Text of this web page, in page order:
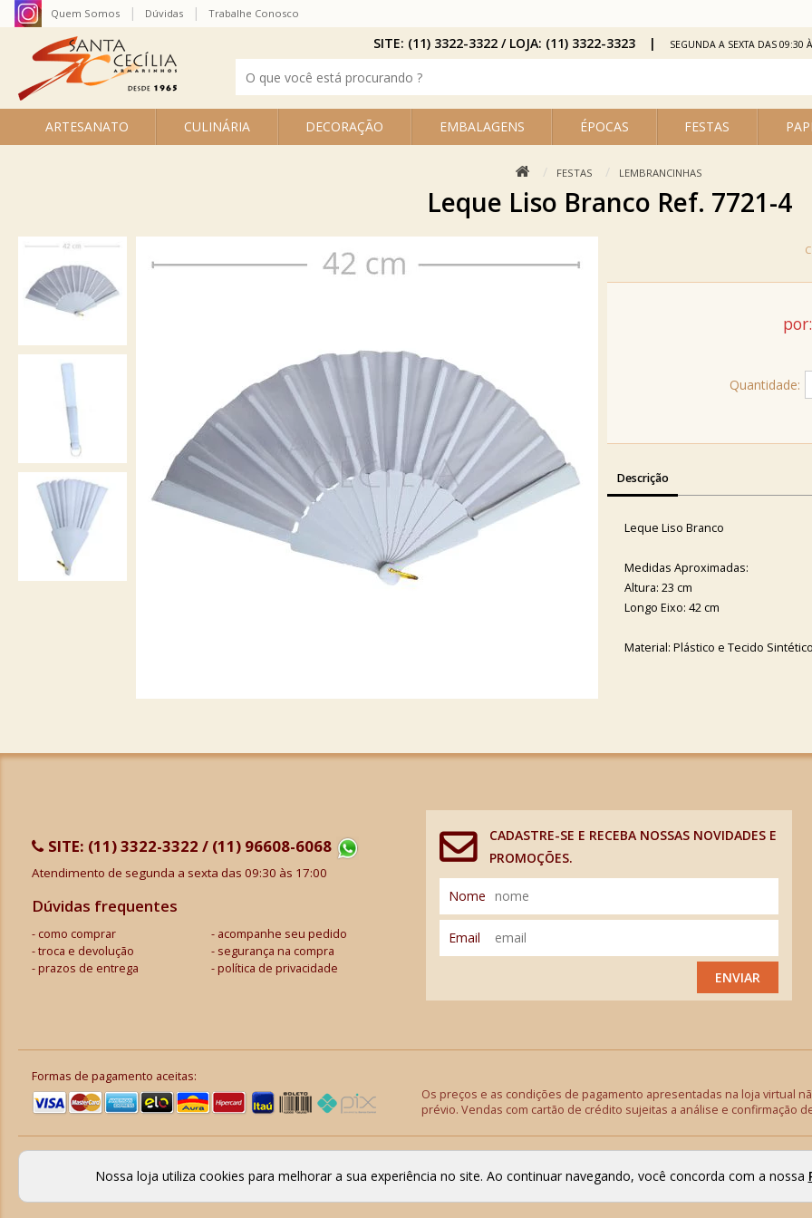
ARTESANATO CULINÁRIA DECORAÇÃO EMBALAGENS ÉPOCAS FESTAS
Quem Somos Dúvidas Trabalhe Conosco
SITE: (11) 3322-3322 / LOJA: (11) 3322-3323 SEGUNDA A SEXTA DAS 09:30
FESTAS LEMBRANCINHAS
Leque Liso Branco Ref. 7721-4
por:
Quantidade:
Descrição
Leque Liso Branco
Medidas Aproximadas:
Altura: 23 cm
Longo Eixo: 42 cm
Material: Plástico e Tecido Sintético
SITE: (11) 3322-3322 / (11) 96608-6068
Atendimento de segunda a sexta das 09:30 às 17:00
Dúvidas frequentes
como comprar
acompanhe seu pedido
troca e devolução
segurança na compra
prazos de entrega
política de privacidade
CADASTRE-SE E RECEBA NOSSAS NOVIDADES E
PROMOÇÕES.
Nome
Email
ENVIAR
Formas de pagamento aceitas:
Os preços e as condições de pagamento apresentadas na loja virtual
prévio. Vendas com cartão de crédito sujeitas a análise e confirmação
Nossa loja utiliza cookies para melhorar a sua experiência no site. Ao continuar navegando, você concorda com a nossa